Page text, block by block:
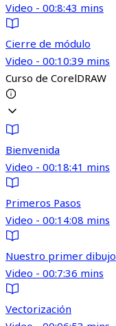
Video - 00:8:43 mins
Cierre de módulo
Video - 00:10:39 mins
Curso de CorelDRAW
Bienvenida
Video - 00:18:41 mins
Primeros Pasos
Video - 00:14:08 mins
Nuestro primer dibujo
Video - 00:7:36 mins
Vectorización